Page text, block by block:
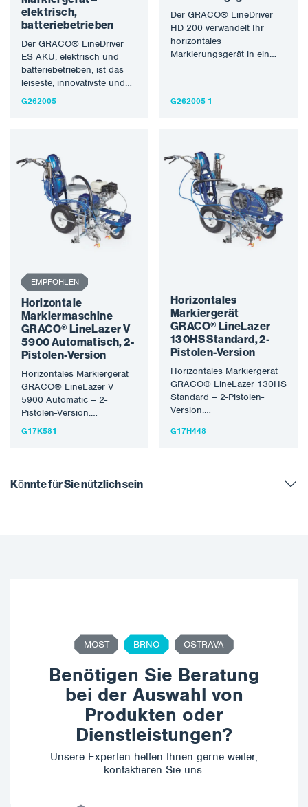
elektrisch,
batteriebetrieben
Der GRACO® LineDriver
ES AKU, elektrisch und
batteriebetrieben, ist das
leiseste, innovativste und
benutzerfreundlichste
G262005
Der GRACO® LineDriver
HD 200 verwandelt Ihr
horizontales
Markierungsgerät in ein
verbessert die…
G262005-1
EMPFOHLEN
Horizontale
Markiermaschine
GRACO® LineLazer V
5900 Automatisch, 2-
Pistolen-Version
Horizontales Markiergerät
GRACO® LineLazer V
5900 Automatic – 2-
Pistolen-Version.
Applikationsmaschine für
automatischen Pistolen.
Aufgrund…
G17K581
Horizontales
Markiergerät
GRACO® LineLazer
130HS Standard, 2-
Pistolen-Version
Horizontales Markiergerät
GRACO® LineLazer 130HS
Standard – 2-Pistolen-
Version.
horizontale
er…
G17H448
Könnte für Sie nützlich sein
MOST BRNO OSTRAVA
Benötigen Sie Beratung
bei der Auswahl von
Produkten oder
Dienstleistungen?
Unsere Experten helfen Ihnen gerne weiter,
kontaktieren Sie uns.